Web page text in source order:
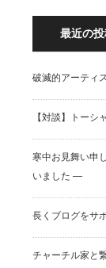
最近の
破滅的アーティ
【対談】トーシ
寒中お見舞い申
いました —
長くブログをサ
チャーチル家と